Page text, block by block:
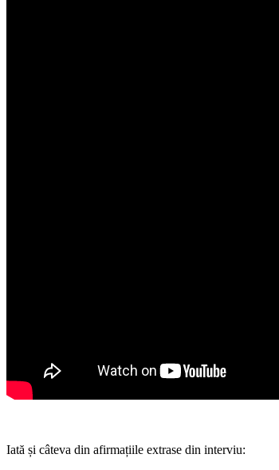
Iată și câteva din afirmațiile extrase din interviu: